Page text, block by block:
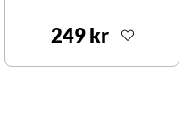
249 kr